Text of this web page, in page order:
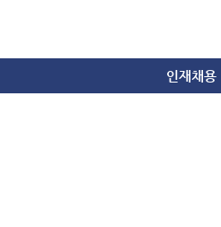
인재채용